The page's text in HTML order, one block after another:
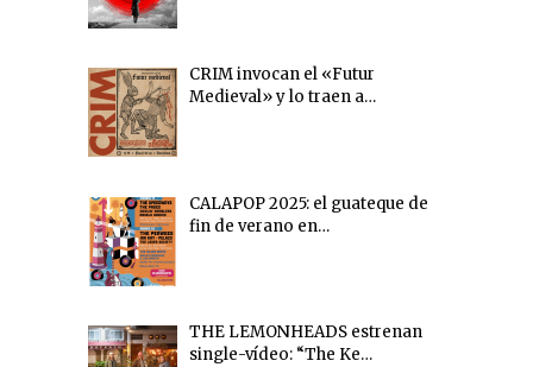
CRIM invocan el «Futur
Medieval» y lo traen a…
CALAPOP 2025: el guateque de
fin de verano en…
THE LEMONHEADS estrenan
single-vídeo: “The Ke…